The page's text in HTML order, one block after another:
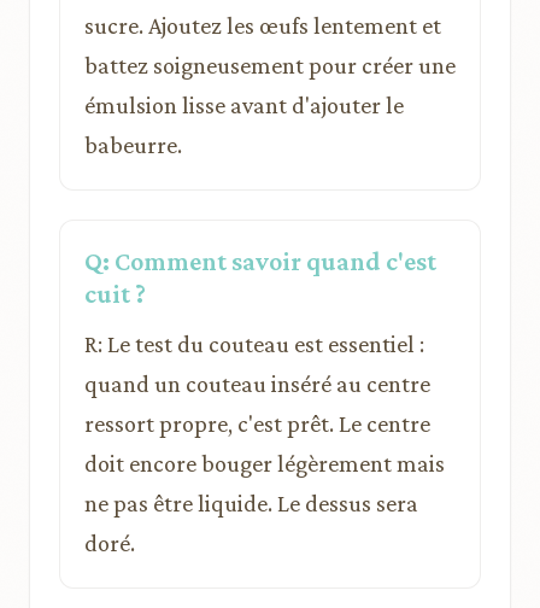
sucre. Ajoutez les œufs lentement et
battez soigneusement pour créer une
émulsion lisse avant d'ajouter le
babeurre.
Q: Comment savoir quand c'est
cuit ?
R: Le test du couteau est essentiel :
quand un couteau inséré au centre
ressort propre, c'est prêt. Le centre
doit encore bouger légèrement mais
ne pas être liquide. Le dessus sera
doré.